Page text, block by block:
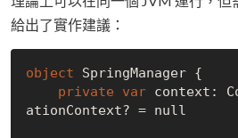
給出了實作建議：
object SpringManager {
private
var context:
ationContext? = null